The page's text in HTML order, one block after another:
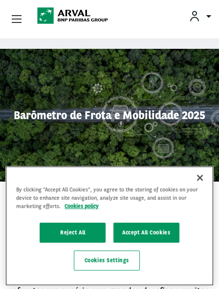
Pular para o conteúdo principal
Barômetro de Frota e Mobilidade 2025
12 Maio 2025
O futuro de frotas e mobilidade: principais
tendências para 2025 e adiante
Conheça A Arval
By clicking “Accept All Cookies”, you agree to the storing of cookies on your
device to enhance site navigation, analyze site usage, and assist in our
marketing efforts.
Cookies policy
Reject All Accept All Cookies
Cookies Settings